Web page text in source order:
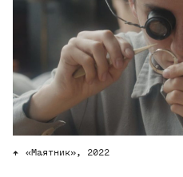
«Маятник», 2022